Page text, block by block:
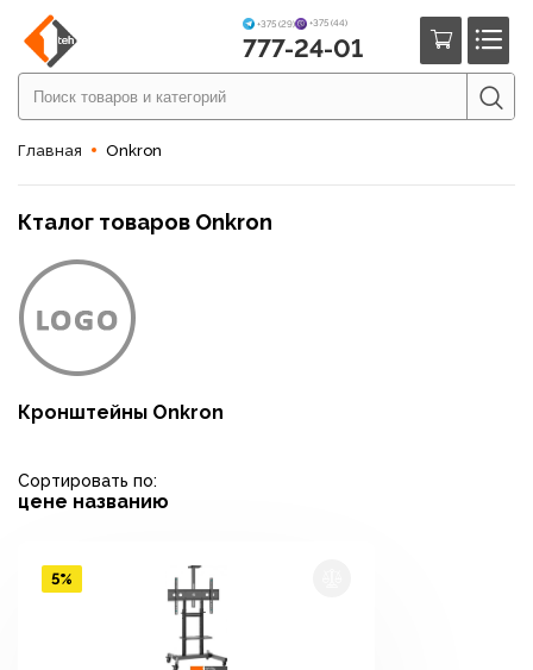
+375 (29) +375 (44)
777-24-01
Главная Onkron
Кталог товаров Onkron
Кронштейны Onkron
Сортировать по:
цене названию
5%